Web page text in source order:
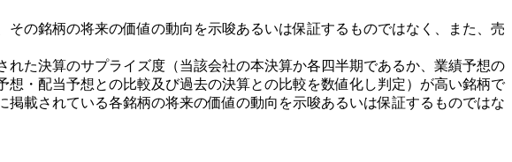
の銘柄の将来の価値の動向を示唆あるいは保証するものではなく、また、売
た決算のサプライズ度（当該会社の本決算か各四半期であるか、業績予想の
・配当予想との比較及び過去の決算との比較を数値化し判定）が高い銘柄で
載されている各銘柄の将来の価値の動向を示唆あるいは保証するものではな